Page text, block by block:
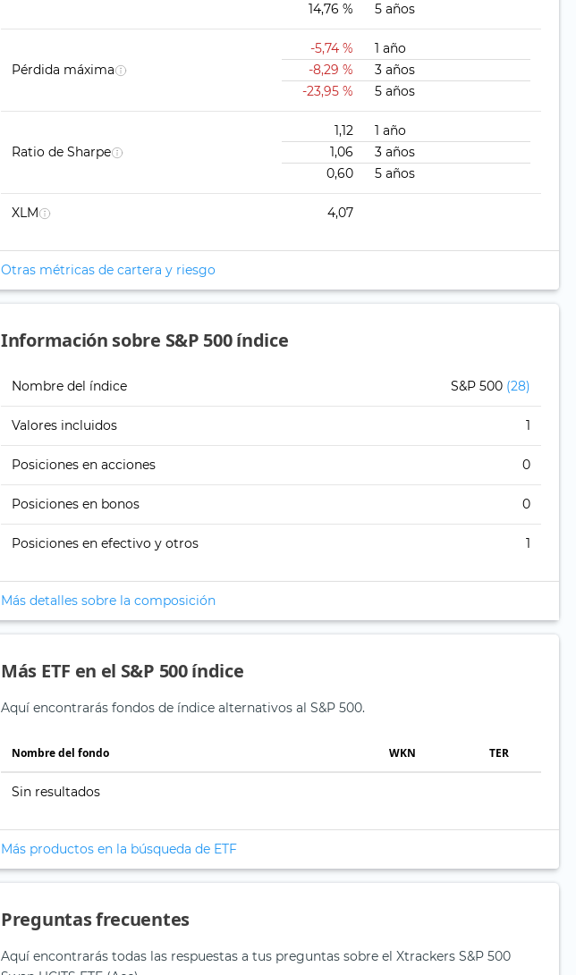
14,76 %
5 años
Pérdida máxima
-5,74 %
1 año
-8,29 %
3 años
-23,95 %
5 años
Ratio de Sharpe
1,12
1 año
1,06
3 años
0,60
5 años
XLM 4,07
Otras métricas de cartera y riesgo
Información sobre S&P 500 índice
Nombre del índice S&P 500 (28)
Valores incluidos 1
Posiciones en acciones 0
Posiciones en bonos 0
Posiciones en efectivo y otros 1
Más detalles sobre la composición
Más ETF en el S&P 500 índice
Aquí encontrarás fondos de índice alternativos al S&P 500.
Nombre del fondo WKN TER
Sin resultados
Más productos en la búsqueda de ETF
Preguntas frecuentes
Aquí encontrarás todas las respuestas a tus preguntas sobre el Xtrackers S&P 500